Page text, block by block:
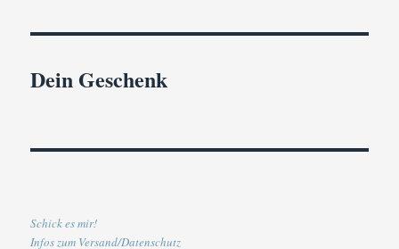
Dein Geschenk
Schick es mir!
Infos zum Versand/Datenschutz